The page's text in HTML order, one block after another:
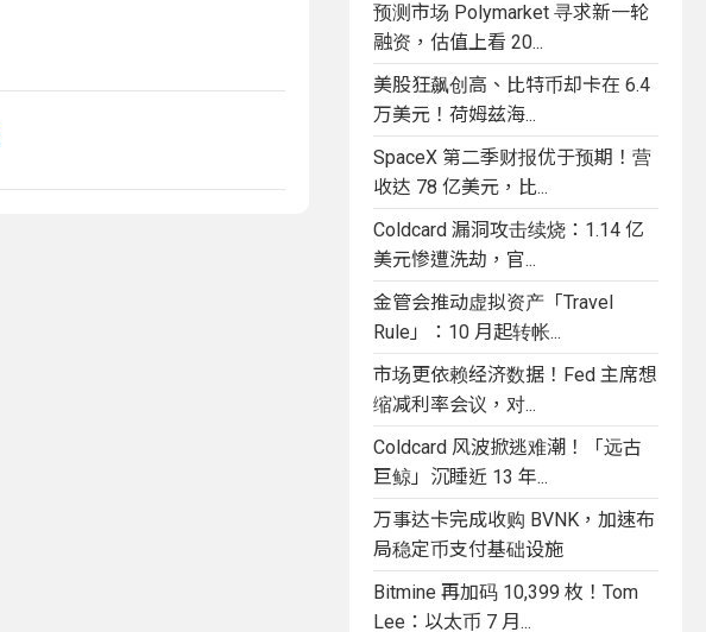
预测市场 Polymarket 寻求新一轮
融资，估值上看 20...
美股狂飙创高、比特币却卡在 6.4
万美元！荷姆兹海...
SpaceX 第二季财报优于预期！营
收达 78 亿美元，比...
Coldcard 漏洞攻击续烧：1.14 亿
美元惨遭洗劫，官...
金管会推动虚拟资产「Travel
Rule」：10 月起转帐...
市场更依赖经济数据！Fed 主席想
缩减利率会议，对...
Coldcard 风波掀逃难潮！「远古
巨鲸」沉睡近 13 年...
万事达卡完成收购 BVNK，加速布
局稳定币支付基础设施
Bitmine 再加码 10,399 枚！Tom
Lee：以太币 7 月...